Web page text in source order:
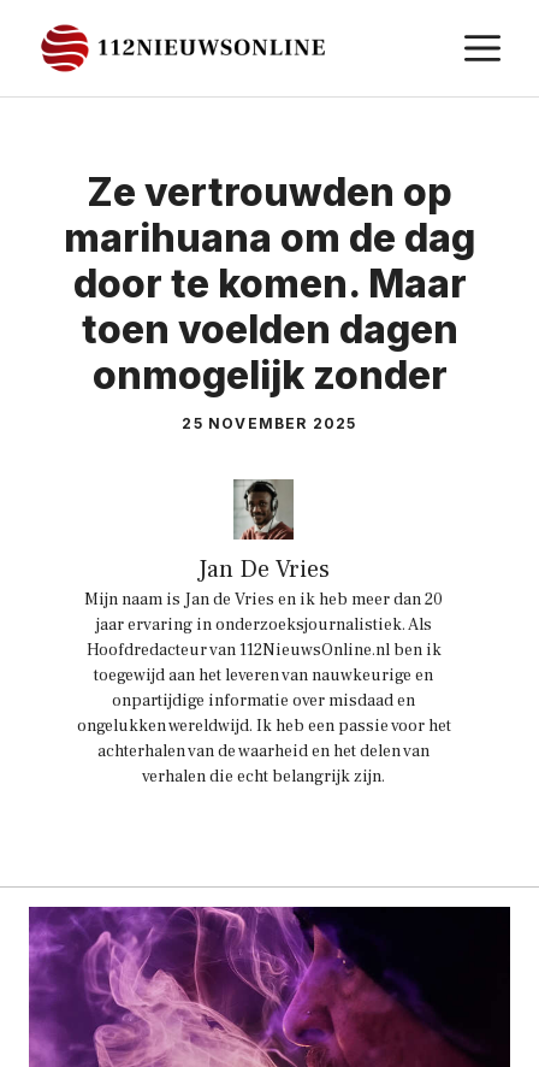
naar
de
Ze vertrouwden op
marihuana om de dag
door te komen. Maar
toen voelden dagen
onmogelijk zonder
25 NOVEMBER 2025
Jan De Vries
Mijn naam is Jan de Vries en ik heb meer dan 20
jaar ervaring in onderzoeksjournalistiek. Als
Hoofdredacteur van 112NieuwsOnline.nl ben ik
toegewijd aan het leveren van nauwkeurige en
onpartijdige informatie over misdaad en
ongelukken wereldwijd. Ik heb een passie voor het
achterhalen van de waarheid en het delen van
verhalen die echt belangrijk zijn.